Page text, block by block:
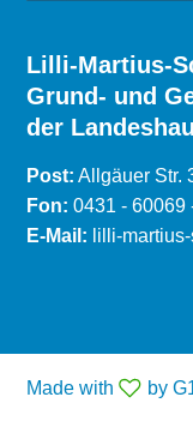
Lilli-Martius-
Grund- und
der
Post: Allgäuer Str.
Fon: 0431 - 60069
E-Mail: lilli-
Made with by